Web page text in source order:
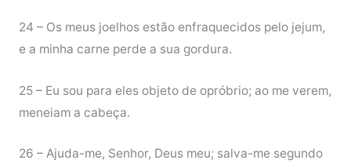
24 – Os meus joelhos estão enfraquecidos pelo jejum,
e a minha carne perde a sua gordura.
25 – Eu sou para eles objeto de opróbrio; ao me verem,
meneiam a cabeça.
26 – Ajuda-me, Senhor, Deus meu; salva-me segundo